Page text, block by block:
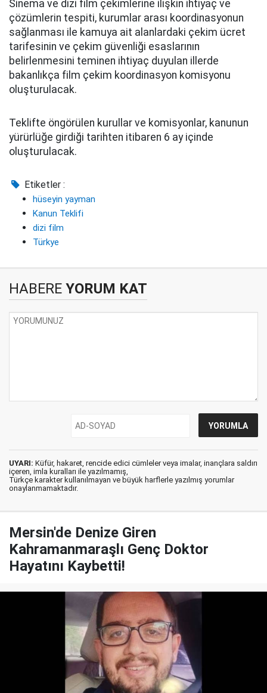
Sinema ve dizi film çekimlerine ilişkin ihtiyaç ve
çözümlerin tespiti, kurumlar arası koordinasyonun
sağlanması ile kamuya ait alanlardaki çekim ücret
tarifesinin ve çekim güvenliği esaslarının
belirlenmesini teminen ihtiyaç duyulan illerde
bakanlıkça film çekim koordinasyon komisyonu
oluşturulacak.
Teklifte öngörülen kurullar ve komisyonlar, kanunun
yürürlüğe girdiği tarihten itibaren 6 ay içinde
oluşturulacak.
Etiketler :
hüseyin yayman
Kanun Teklifi
dizi film
Türkye
HABERE YORUM KAT
UYARI: Küfür, hakaret, rencide edici cümleler veya imalar, inançlara saldırı
içeren, imla kuralları ile yazılmamış,
Türkçe karakter kullanılmayan ve büyük harflerle yazılmış yorumlar
onaylanmamaktadır.
Mersin'de Denize Giren
Kahramanmaraşlı Genç Doktor
Hayatını Kaybetti!